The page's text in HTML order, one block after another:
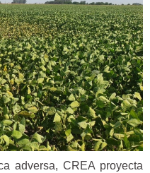
adversa, CREA proyecta